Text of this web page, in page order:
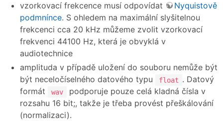
vzorkovací frekcence musí odpovídat
Nyquistově
podmnínce. S ohledem na maximální slyšitelnou
frekcenci cca 20 kHz můžeme zvolit vzorkovací
frekvenci 44100 Hz, která je obvyklá v
audiotechnice
amplituda v případě uložení do souboru nemůže být
být neceločíselného datového typu
float . Datový
formát
wav
podporuje pouze celá kladná čísla v
rozsahu 16 bit;, takže je třeba provést přeškálování
(normalizaci).